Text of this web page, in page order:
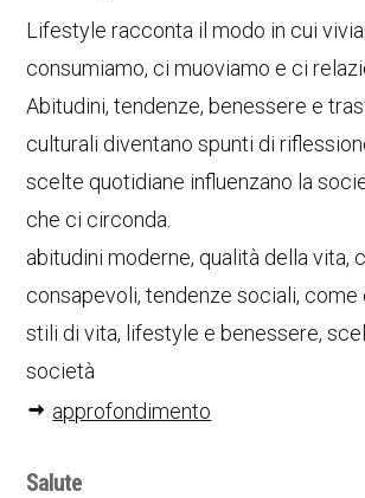
Lifestyle racconta il modo in cui
consumiamo, ci muoviamo e ci
Abitudini, tendenze, benessere e
culturali diventano spunti di
scelte quotidiane influenzano la
che ci circonda.
abitudini moderne, qualità della vita,
consapevoli, tendenze sociali, come
stili di vita, lifestyle e benessere,
società
approfondimento
Salute